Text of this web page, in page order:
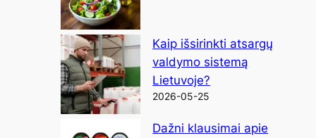
Kaip išsirinkti atsargų
valdymo sistemą
Lietuvoje?
2026-05-25
Dažni klausimai apie